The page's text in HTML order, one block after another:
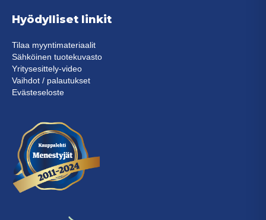
Hyödylliset linkit
Tilaa myyntimateriaalit
Sähköinen tuotekuvasto
Yritysesittely-video
Vaihdot / palautukset
Evästeseloste